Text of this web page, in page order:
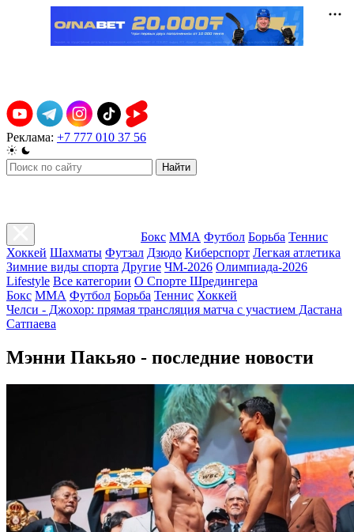
Реклама: +7 777 010 37 56
Найти
Бокс ММА Футбол Борьба Теннис
Хоккей Шахматы Футзал Дзюдо Киберспорт Легкая атлетика
Зимние виды спорта Другие ЧМ-2026 Олимпиада-2026
Lifestyle Все категории О Спорте Шредингера
Бокс ММА Футбол Борьба Теннис Хоккей
Челси - Джохор: прямая трансляция матча с участием Дастана
Сатпаева
Мэнни Пакьяо - последние новости